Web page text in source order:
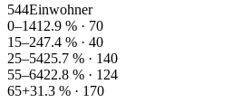
544Einwohner
0–1412.9 % · 70
15–247.4 % · 40
25–5425.7 % · 140
55–6422.8 % · 124
65+31.3 % · 170